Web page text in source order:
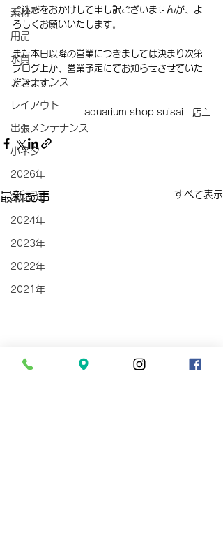
素材
用品
水質
メンテナンス
レイアウト
出張メンテナンス
小ネタ
2026年
2025年
2024年
2023年
2022年
2021年
ご迷惑をおかけして申し訳ございませんが、よ
ろしくお願いいたします。
また本日以降の営業につきましては決まり次第
ブログ上か、営業予定にてお知らせさせていた
だきます。
aquarium shop suisai　店主
最新記事 すべて表示